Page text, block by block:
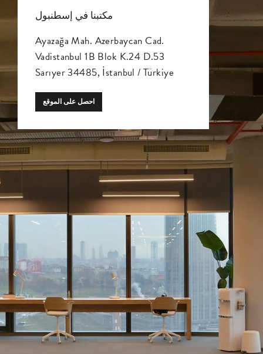
مكتبنا في إسطنبول
Ayazağa Mah. Azerbaycan Cad.
Vadistanbul 1B Blok K.24 D.53
Sarıyer 34485, İstanbul / Türkiye
احصل على الموقع